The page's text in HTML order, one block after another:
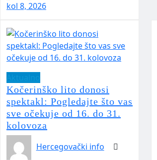
kol 8, 2026
Kočerinško lito donosi
spektakl: Pogledajte što vas
sve očekuje od 16. do 31.
kolovoza
Hercegovački info